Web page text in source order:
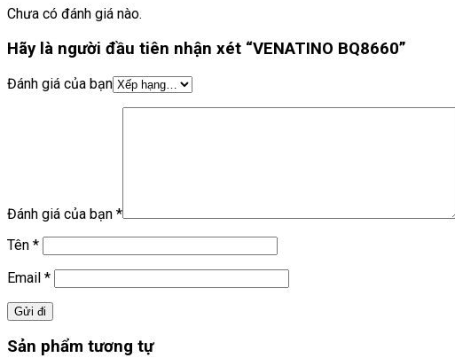
Chưa có đánh giá nào.
Hãy là người đầu tiên nhận xét “VENATINO BQ8660”
Đánh giá của bạn
Đánh giá của bạn *
Tên *
Email *
Sản phẩm tương tự